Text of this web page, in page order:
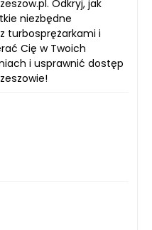
Odkryj, jak
niezbędne
turbosprężarkami i
Cię w Twoich
i usprawnić dostęp